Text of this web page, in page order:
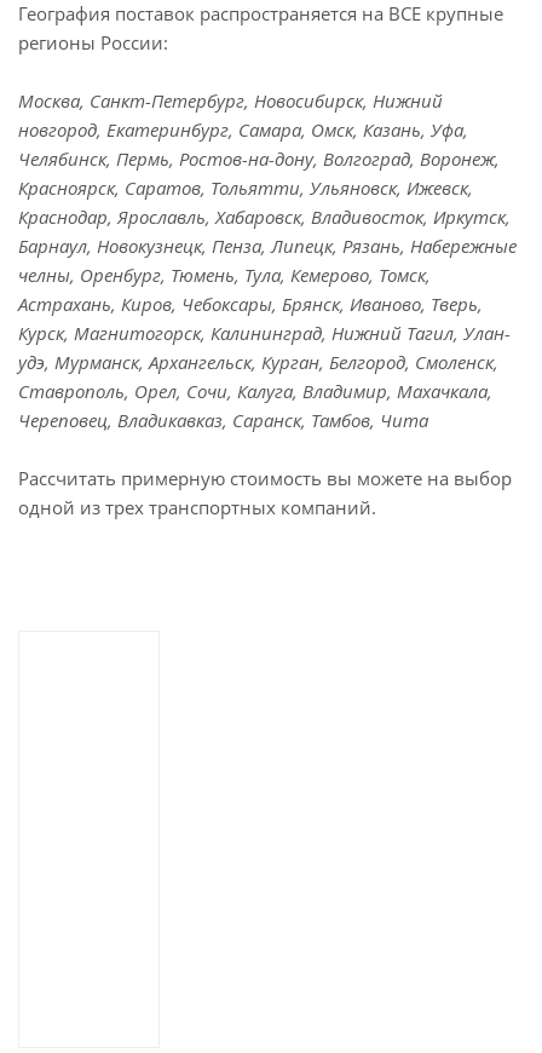
География поставок распространяется на ВСЕ крупные
регионы России:
Москва, Санкт-Петербург, Новосибирск, Нижний
новгород, Екатеринбург, Самара, Омск, Казань, Уфа,
Челябинск, Пермь, Ростов-на-дону, Волгоград, Воронеж,
Красноярск, Саратов, Тольятти, Ульяновск, Ижевск,
Краснодар, Ярославль, Хабаровск, Владивосток, Иркутск,
Барнаул, Новокузнецк, Пенза, Липецк, Рязань, Набережные
челны, Оренбург, Тюмень, Тула, Кемерово, Томск,
Астрахань, Киров, Чебоксары, Брянск, Иваново, Тверь,
Курск, Магнитогорск, Калининград, Нижний Тагил, Улан-
удэ, Мурманск, Архангельск, Курган, Белгород, Смоленск,
Ставрополь, Орел, Сочи, Калуга, Владимир, Махачкала,
Череповец, Владикавказ, Саранск, Тамбов, Чита
Рассчитать примерную стоимость вы можете на выбор
одной из трех транспортных компаний.